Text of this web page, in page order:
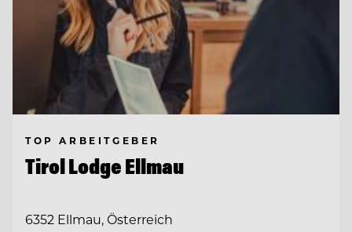
TOP ARBEITGEBER
Tirol Lodge Ellmau
6352 Ellmau, Österreich